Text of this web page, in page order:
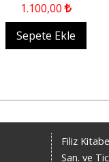
1.100,00
Sepete Ekle
Filiz
San. ve